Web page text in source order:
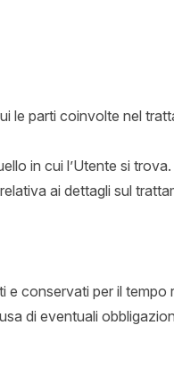
le parti coinvolte nel
in cui l’Utente si
ai dettagli sul
conservati per il tempo
di eventuali